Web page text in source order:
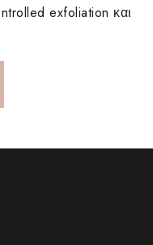
exfoliation και